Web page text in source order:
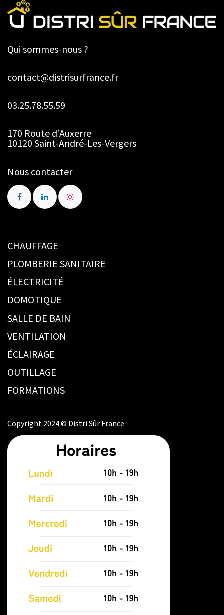
Qui sommes-nous ?
contact@distrisurfrance.fr
03.25.78.55.59
170 Route d’Auxerre
10120 Saint-André-Les-Vergers
Nous contacter
CHAUFFAGE
PLOMBERIE SANITAIRE
ÉLECTRICITÉ
DOMOTIQUE
SALLE DE BAIN
VENTILATION
ÉCLAIRAGE
OUTILLAGE
FORMATIONS
Copyright 2024 © Distri Sûr France